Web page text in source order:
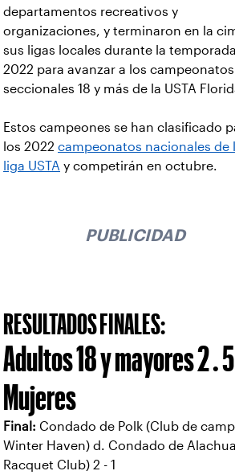
departamentos recreativos y
organizaciones, y terminaron en la
sus ligas locales durante la temporada
2022 para avanzar a los campeonatos
seccionales 18 y más de la USTA
Estos campeones se han clasificado
los 2022 campeonatos nacionales de
liga USTA y competirán en octubre.
PUBLICIDAD
RESULTADOS FINALES:
Adultos 18 y mayores 2 . 5
Mujeres
Final: Condado de Polk (Club de
Winter Haven) d. Condado de
Racquet Club) 2 - 1